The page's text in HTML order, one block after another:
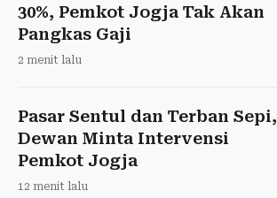
30%, Pemkot Jogja Tak Akan
Pangkas Gaji
2 menit lalu
Pasar Sentul dan Terban Sepi,
Dewan Minta Intervensi
Pemkot Jogja
12 menit lalu